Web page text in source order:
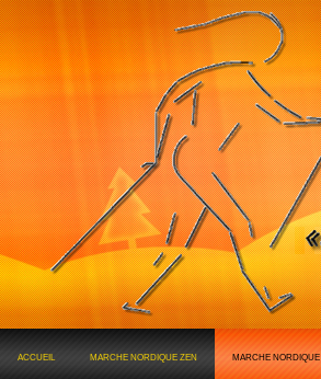
ACCUEIL MARCHE NORDIQUE ZEN MARCHE NORDIQUE